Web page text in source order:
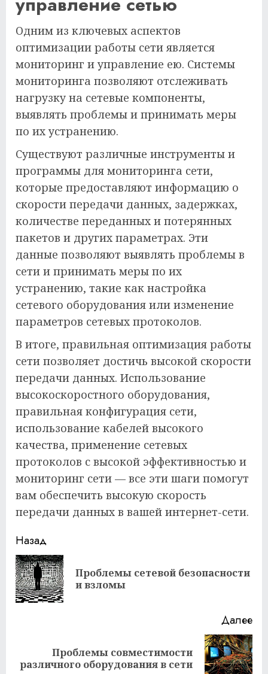
Одним из ключевых аспектов
оптимизации работы сети является
мониторинг и управление ею. Системы
мониторинга позволяют отслеживать
нагрузку на сетевые компоненты,
выявлять проблемы и принимать меры
по их устранению.
Существуют различные инструменты и
программы для мониторинга сети,
которые предоставляют информацию о
скорости передачи данных, задержках,
количестве переданных и потерянных
пакетов и других параметрах. Эти
данные позволяют выявлять проблемы в
сети и принимать меры по их
устранению, такие как настройка
сетевого оборудования или изменение
параметров сетевых протоколов.
В итоге, правильная оптимизация работы
сети позволяет достичь высокой скорости
передачи данных. Использование
высокоскоростного оборудования,
правильная конфигурация сети,
использование кабелей высокого
качества, применение сетевых
протоколов с высокой эффективностью и
мониторинг сети — все эти шаги помогут
вам обеспечить высокую скорость
передачи данных в вашей интернет-сети.
Продолжить
чтение
Назад
Проблемы сетевой безопасности
и взломы
Далее
СледующаяПроблемы совместимости
различного оборудования в сети